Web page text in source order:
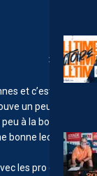
et c’est un
un peu
à la bourre
bonne lecture
les pro c’est